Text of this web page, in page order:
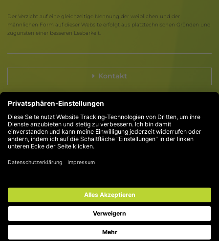
Der Verzicht auf eine gleichzeitige Nennung der weiblichen und der
männlichen Form auf dieser Website erfolgt aus platztechnischen Gründen und
zugunsten einer besseren Lesbarkeit.
Kontakt
Compliance
Impressum
Datenschutz